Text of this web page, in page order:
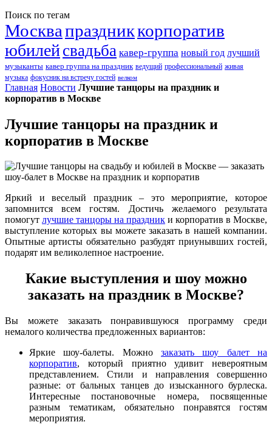
Поиск по тегам
Москвапраздниккорпоратив
юбилейсвадьба кавер-группа новый год лучший
музыканты кавер группа на праздник ведущий профессиональный живая
музыка фокусник на встречу гостей велком
Главная Новости Лучшие танцоры на праздник и
корпоратив в Москве
Лучшие танцоры на праздник и
корпоратив в Москве
Яркий и веселый праздник – это мероприятие, которое
запомнится всем гостям. Достичь желаемого результата
помогут лучшие танцоры на праздник и корпоратив в Москве,
выступление которых вы можете заказать в нашей компании.
Опытные артисты обязательно разбудят приунывших гостей,
подарят им великолепное настроение.
Какие выступления и шоу можно
заказать на праздник в Москве?
Вы можете заказать понравившуюся программу среди
немалого количества предложенных вариантов:
Яркие шоу-балеты. Можно заказать шоу балет на
корпоратив, который приятно удивит невероятным
представлением. Стили и направления совершенно
разные: от бальных танцев до изысканного бурлеска.
Интересные постановочные номера, посвященные
разным тематикам, обязательно понравятся гостям
мероприятия.